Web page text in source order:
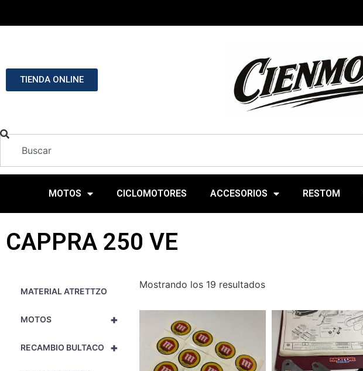
TIENDA ONLINE
MOTOS CICLOMOTORES ACCESORIOS RESTOM
CAPPRA 250 VE
MATERIAL ATRETTZO
+
MOTOS
+
RECAMBIO BULTACO
Mostrando los 19 resultados